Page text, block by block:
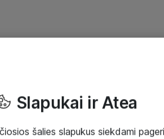
Slapukai ir Atea
šalies slapukus siekdami